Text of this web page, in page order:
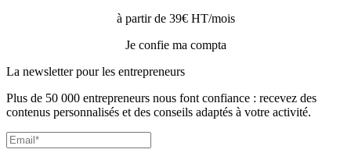
à partir de 39€ HT/mois
Je confie ma compta
La newsletter pour les entrepreneurs
Plus de 50 000 entrepreneurs nous font confiance : recevez des
contenus personnalisés et des conseils adaptés à votre activité.